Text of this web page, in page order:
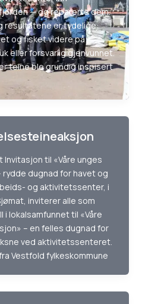
— og reparerte dem.
resultatene er tydelige:
og fisket videre på
eller forsvarlig gjenvunnet.
teine ble grundig inspisert
til «Våre unges
dugnad for havet og
og aktivitetssenter, i
inviterer alle som
lokalsamfunnet til «Våre
– en felles dugnad for
ved aktivitetssenteret.
Vestfold fylkeskommune